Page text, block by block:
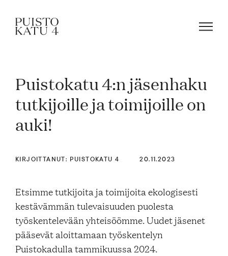
Mistä kyse?
Yhteisömme
Tapahtumat
Vuokraa tila!
Blogi
Puistokatu 4:n jäsenhaku
tutkijoille ja toimijoille on
auki!
KIRJOITTANUT: PUISTOKATU 4 20.11.2023
Etsimme tutkijoita ja toimijoita ekologisesti
kestävämmän tulevaisuuden puolesta
työskentelevään yhteisöömme. Uudet jäsenet
pääsevät aloittamaan työskentelyn
Puistokadulla tammikuussa 2024.